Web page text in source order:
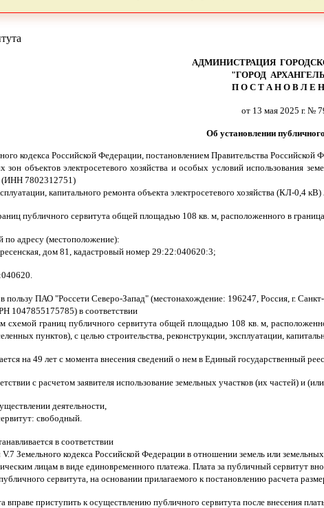
АДМИНИСТРАЦИЯ
"ГОРОД
П О С Т А Н О В Л Е
от 13 мая 2025 г. №
Об установлении
кодекса Российской Федерации, постановлением Правительства Российской
объектов электросетевого хозяйства и особых условий использования
(ИНН 7802312751)
капитального ремонта объекта электросетевого хозяйства (КЛ-0,4
публичного сервитута общей площадью 108 кв. м, расположенного в
по адресу (местоположение):
дом 81, кадастровый номер 29:22:040620:3;
пользу ПАО "Россети Северо-Запад" (местонахождение: 196247, Россия, г.
1047855175785) в соответствии
схемой границ публичного сервитута общей площадью 108 кв. м,
пунктов), с целью строительства, реконструкции, эксплуатации,
на 49 лет с момента внесения сведений о нем в Единый государственный
с расчетом заявителя использование земельных участков (их частей) и
деятельности,
свободный.
в соответствии
Земельного кодекса Российской Федерации в отношении земель или
лицам в виде единовременного платежа. Плата за публичный сервитут
сервитута, на основании прилагаемого к постановлению расчета
вправе приступить к осуществлению публичного сервитута после внесения